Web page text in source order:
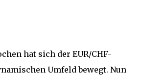
hat sich der EUR/CHF-
Umfeld bewegt. Nun